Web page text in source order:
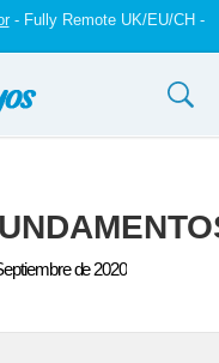
- Fully Remote UK/EU/CH -
de 2020